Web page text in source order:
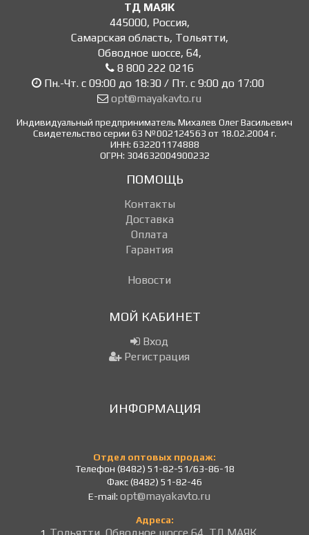
ТД МАЯК
445000, Россия,
Самарская область, Тольятти,
Обводное шоссе, 64,
8 800 222 0216
Пн.-Чт. с 09:00 до 18:30 / Пт. с 9:00 до 17:00
opt@mayakavto.ru
Индивидуальный предприниматель Михалев Олег Васильевич
Свидетельство серии 63 №002124563 от 18.02.2004 г.
ИНН: 632201174888
ОГРН: 304632004900232
ПОМОЩЬ
Контакты
Доставка
Оплата
Гарантия
Новости
МОЙ КАБИНЕТ
Вход
Регистрация
ИНФОРМАЦИЯ
Отдел оптовых продаж:
Телефон (8482) 51-82-51/63-86-18
Факс (8482) 51-82-46
E-mail: opt@mayakavto.ru
Адреса: